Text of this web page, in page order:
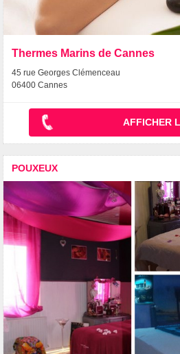
Thermes Marins de Cannes
45 rue Georges Clémenceau
06400 Cannes
AFFICHER
POUXEUX